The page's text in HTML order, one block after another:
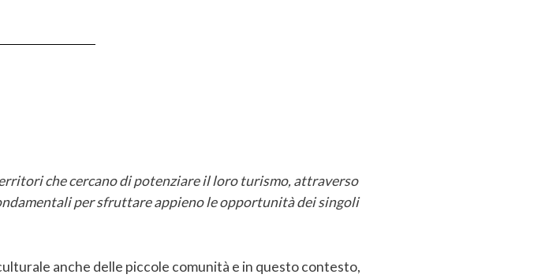
che cercano di potenziare il loro turismo, attraverso
per sfruttare appieno le opportunità dei singoli
anche delle piccole comunità e in questo contesto,